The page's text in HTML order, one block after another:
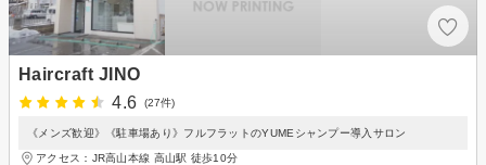
Haircraft JINO
4.6
(27件)
《メンズ歓迎》《駐車場あり》フルフラットのYUMEシャンプー導入サロン
アクセス：JR高山本線 高山駅 徒歩10分